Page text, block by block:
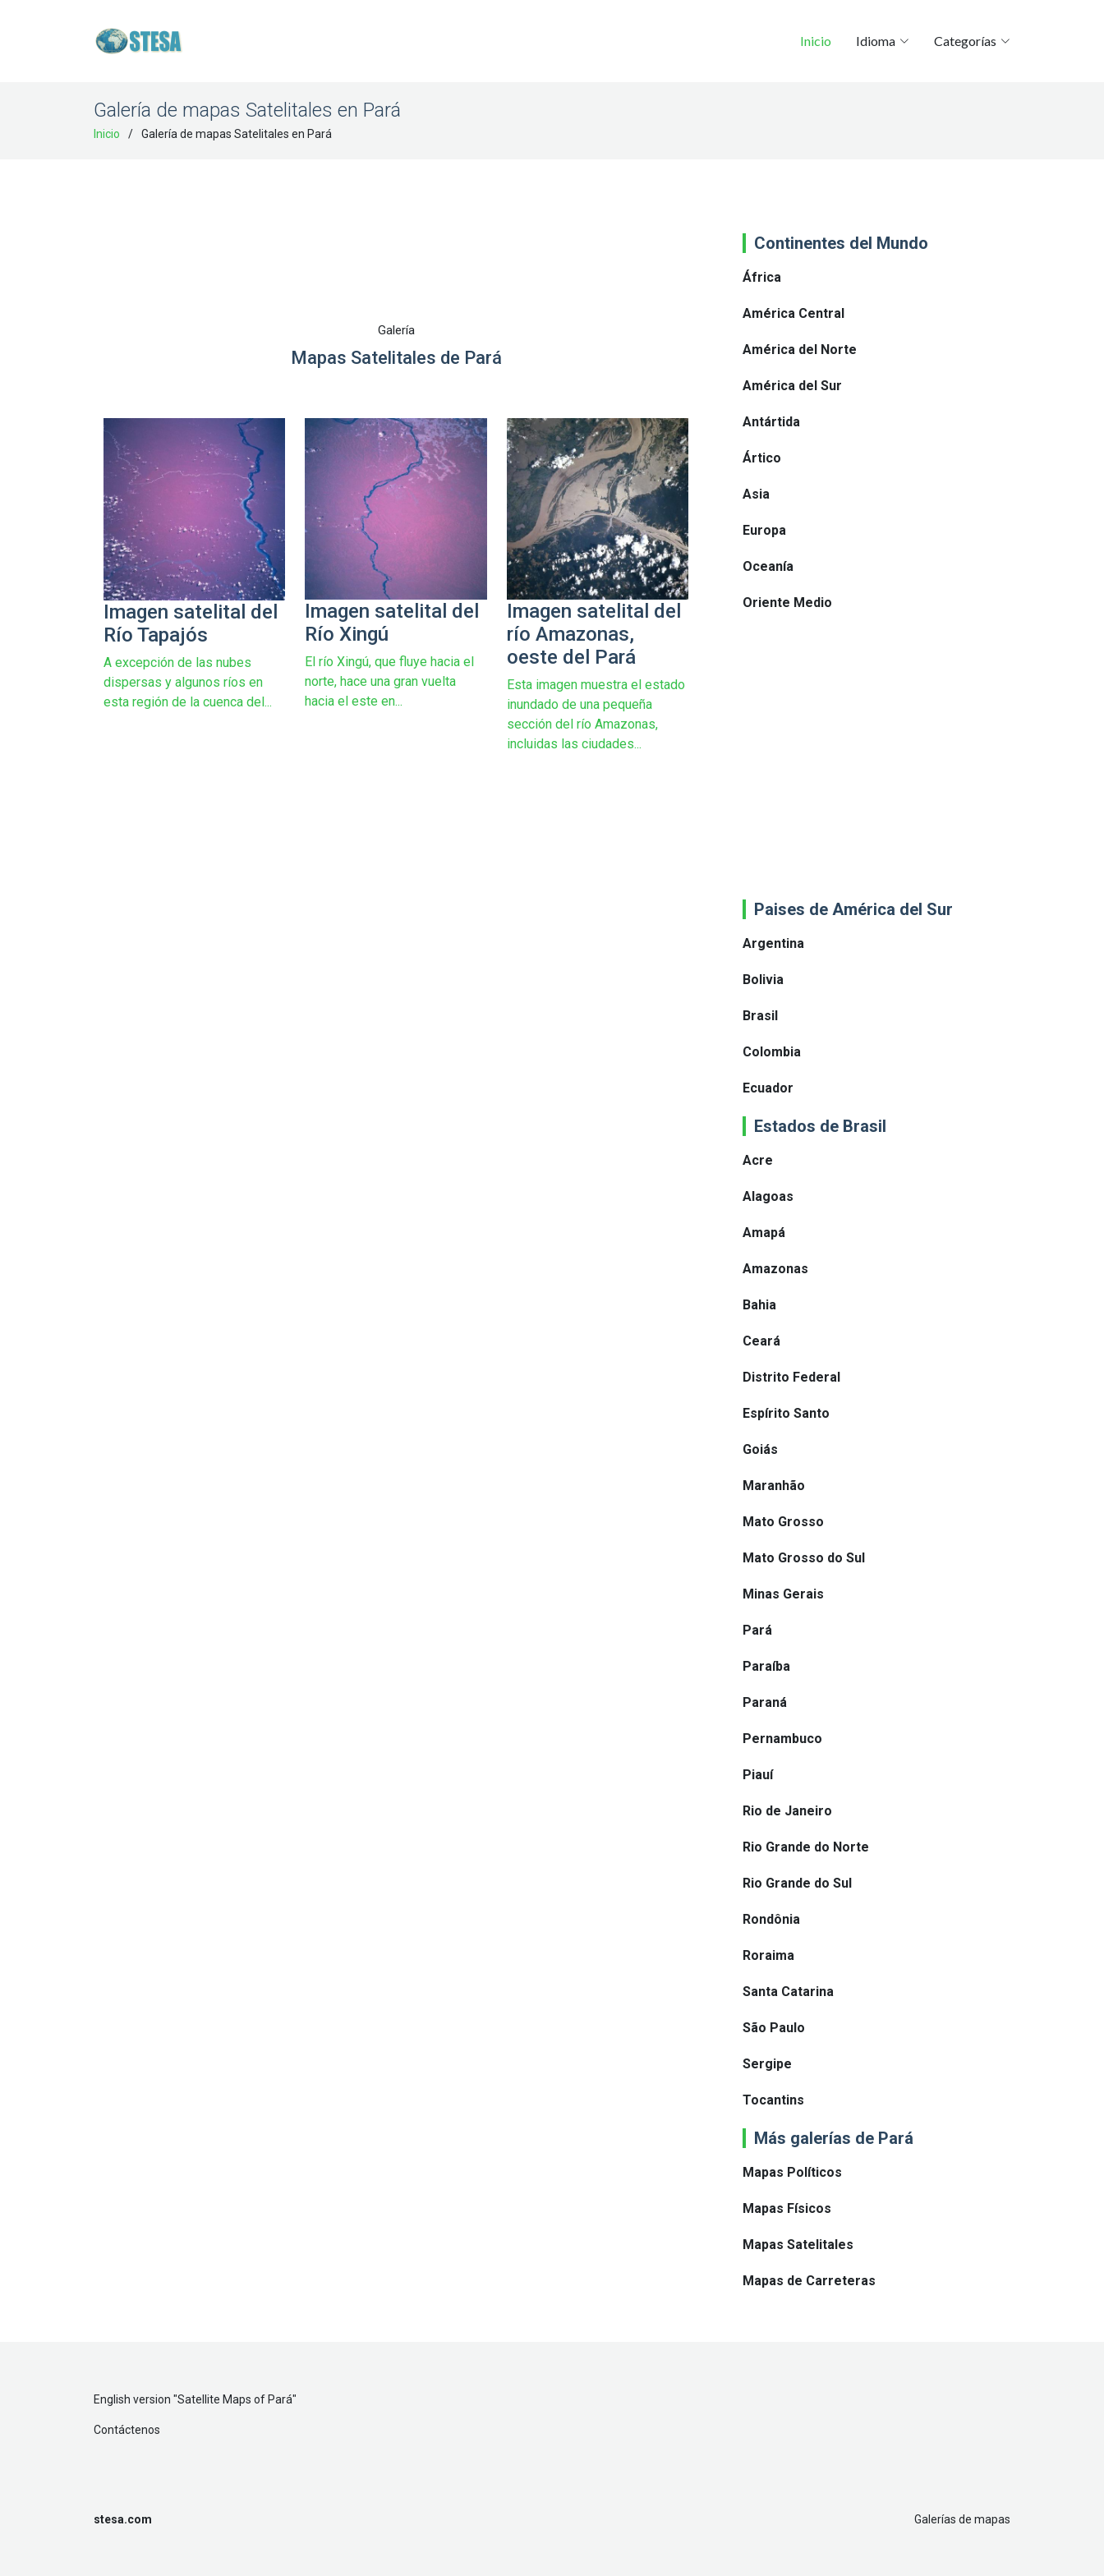
Inicio Idioma Categorías
Galería de mapas Satelitales en Pará
Inicio Galería de mapas Satelitales en Pará
Galería
Mapas Satelitales de Pará
Imagen satelital del
Río Tapajós
A excepción de las nubes
dispersas y algunos ríos en
esta región de la cuenca del...
Imagen satelital del
Río Xingú
El río Xingú, que fluye hacia el
norte, hace una gran vuelta
hacia el este en...
Imagen satelital del
río Amazonas,
oeste del Pará
Esta imagen muestra el estado
inundado de una pequeña
sección del río Amazonas,
incluidas las ciudades...
Continentes del Mundo
África
América Central
América del Norte
América del Sur
Antártida
Ártico
Asia
Europa
Oceanía
Oriente Medio
Paises de América del Sur
Argentina
Bolivia
Brasil
Colombia
Ecuador
Estados de Brasil
Acre
Alagoas
Amapá
Amazonas
Bahia
Ceará
Distrito Federal
Espírito Santo
Goiás
Maranhão
Mato Grosso
Mato Grosso do Sul
Minas Gerais
Pará
Paraíba
Paraná
Pernambuco
Piauí
Rio de Janeiro
Rio Grande do Norte
Rio Grande do Sul
Rondônia
Roraima
Santa Catarina
São Paulo
Sergipe
Tocantins
Más galerías de Pará
Mapas Políticos
Mapas Físicos
Mapas Satelitales
Mapas de Carreteras
English version "Satellite Maps of Pará"
Contáctenos
stesa.com Galerías de mapas